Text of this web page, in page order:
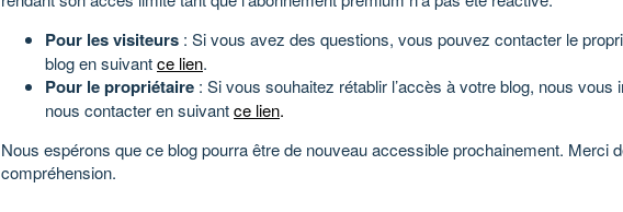
Pour les visiteurs : Si vous avez des questions, vous pouvez contacter le
blog en suivantce lien.
Pour le propriétaire : Si vous souhaitez rétablir l’accès à votre blog, nous vous
nous contacter en suivantce lien.
Nous espérons que ce blog pourra être de nouveau accessible prochainement. Merci
compréhension.